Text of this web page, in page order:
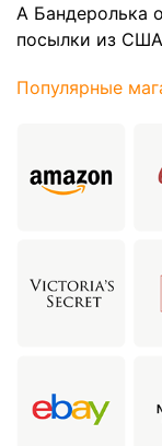
А Бандеролька
посылки из
Популярные